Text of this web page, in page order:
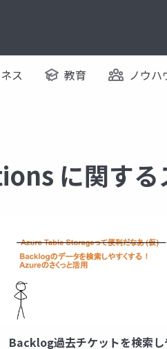
ス 教育 ノウハ
に関する
Backlog過去チケットを検索し